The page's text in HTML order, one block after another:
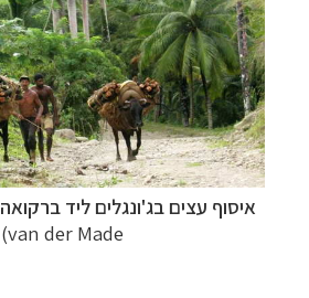
איסוף עצים בג'ונגלים ליד ברקואה
van der Made)